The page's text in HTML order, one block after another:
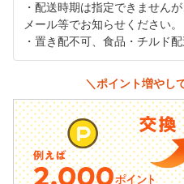
・配送時期は指定できません
メール等でお知らせください。
・置き配不可、食品・チルド
＼ポイント増やし